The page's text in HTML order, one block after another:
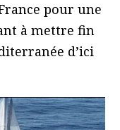
pour une
à mettre fin
d’ici